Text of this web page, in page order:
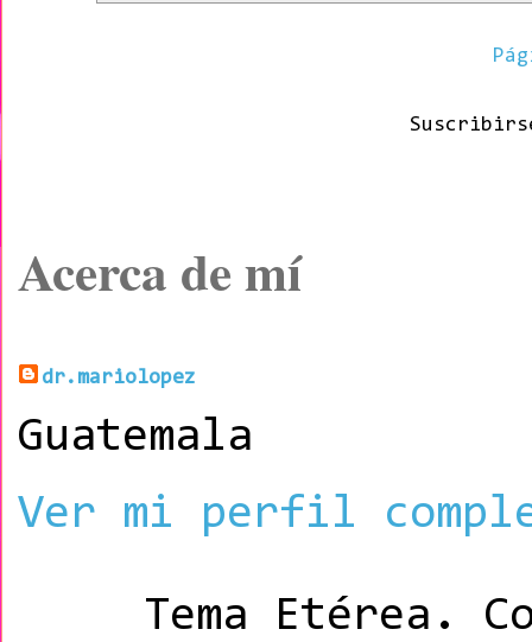
Acerca de mí
dr.mariolopez
Guatemala
Ver mi perfil
Tema Etérea.